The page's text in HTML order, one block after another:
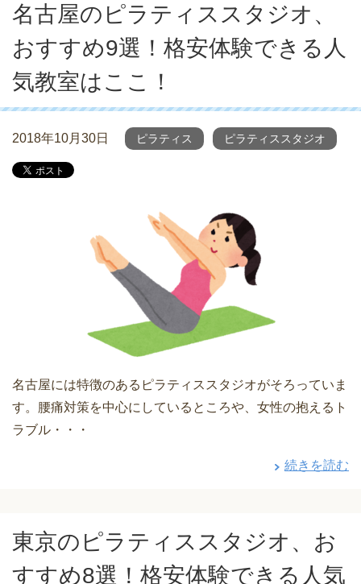
名古屋のピラティススタジオ、
おすすめ9選！格安体験できる人
気教室はここ！
2018年10月30日 ピラティス ピラティススタジオ
名古屋には特徴のあるピラティススタジオがそろっていま
す。腰痛対策を中心にしているところや、女性の抱えるト
ラブル・・・
続きを読む
東京のピラティススタジオ、お
すすめ8選！格安体験できる人気